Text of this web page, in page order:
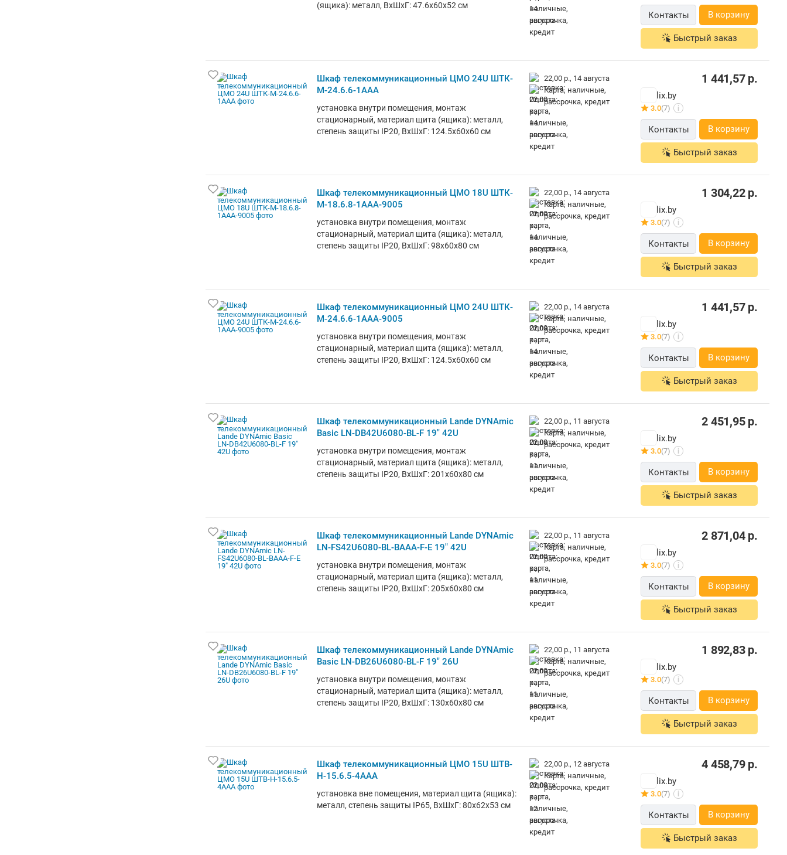
(ящика): металл, ВхШхГ: 47.6x60x52 см
Контакты В корзину
Быстрый заказ
Шкаф телекоммуникационный ЦМО 24U ШТК-
М-24.6.6-1ААА
установка внутри помещения, монтаж
стационарный, материал щита (ящика): металл,
степень защиты IP20, ВхШхГ: 124.5x60x60 см
22,00 р., 14 августа
карта, наличные,
рассрочка, кредит
1 441,57р.
lix.by
3.0(7) i
Контакты В корзину
Быстрый заказ
Шкаф телекоммуникационный ЦМО 18U ШТК-
М-18.6.8-1ААА-9005
установка внутри помещения, монтаж
стационарный, материал щита (ящика): металл,
степень защиты IP20, ВхШхГ: 98x60x80 см
22,00 р., 14 августа
карта, наличные,
рассрочка, кредит
1 304,22р.
lix.by
3.0(7) i
Контакты В корзину
Быстрый заказ
Шкаф телекоммуникационный ЦМО 24U ШТК-
М-24.6.6-1ААА-9005
установка внутри помещения, монтаж
стационарный, материал щита (ящика): металл,
степень защиты IP20, ВхШхГ: 124.5x60x60 см
22,00 р., 14 августа
карта, наличные,
рассрочка, кредит
1 441,57р.
lix.by
3.0(7) i
Контакты В корзину
Быстрый заказ
Шкаф телекоммуникационный Lande DYNAmic
Basic LN-DB42U6080-BL-F 19" 42U
установка внутри помещения, монтаж
стационарный, материал щита (ящика): металл,
степень защиты IP20, ВхШхГ: 201x60x80 см
22,00 р., 11 августа
карта, наличные,
рассрочка, кредит
2 451,95р.
lix.by
3.0(7) i
Контакты В корзину
Быстрый заказ
Шкаф телекоммуникационный Lande DYNAmic
LN-FS42U6080-BL-BAAA-F-E 19" 42U
установка внутри помещения, монтаж
стационарный, материал щита (ящика): металл,
степень защиты IP20, ВхШхГ: 205x60x80 см
22,00 р., 11 августа
карта, наличные,
рассрочка, кредит
2 871,04р.
lix.by
3.0(7) i
Контакты В корзину
Быстрый заказ
Шкаф телекоммуникационный Lande DYNAmic
Basic LN-DB26U6080-BL-F 19" 26U
установка внутри помещения, монтаж
стационарный, материал щита (ящика): металл,
степень защиты IP20, ВхШхГ: 130x60x80 см
22,00 р., 11 августа
карта, наличные,
рассрочка, кредит
1 892,83р.
lix.by
3.0(7) i
Контакты В корзину
Быстрый заказ
Шкаф телекоммуникационный ЦМО 15U ШТВ-
Н-15.6.5-4ААА
установка вне помещения, материал щита (ящика):
металл, степень защиты IP65, ВхШхГ: 80x62x53 см
22,00 р., 12 августа
карта, наличные,
рассрочка, кредит
4 458,79р.
lix.by
3.0(7) i
Контакты В корзину
Быстрый заказ